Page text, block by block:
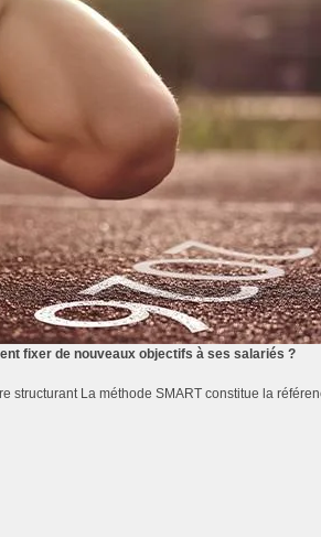
fixer de nouveaux objectifs à ses salariés ?
structurant La méthode SMART constitue la